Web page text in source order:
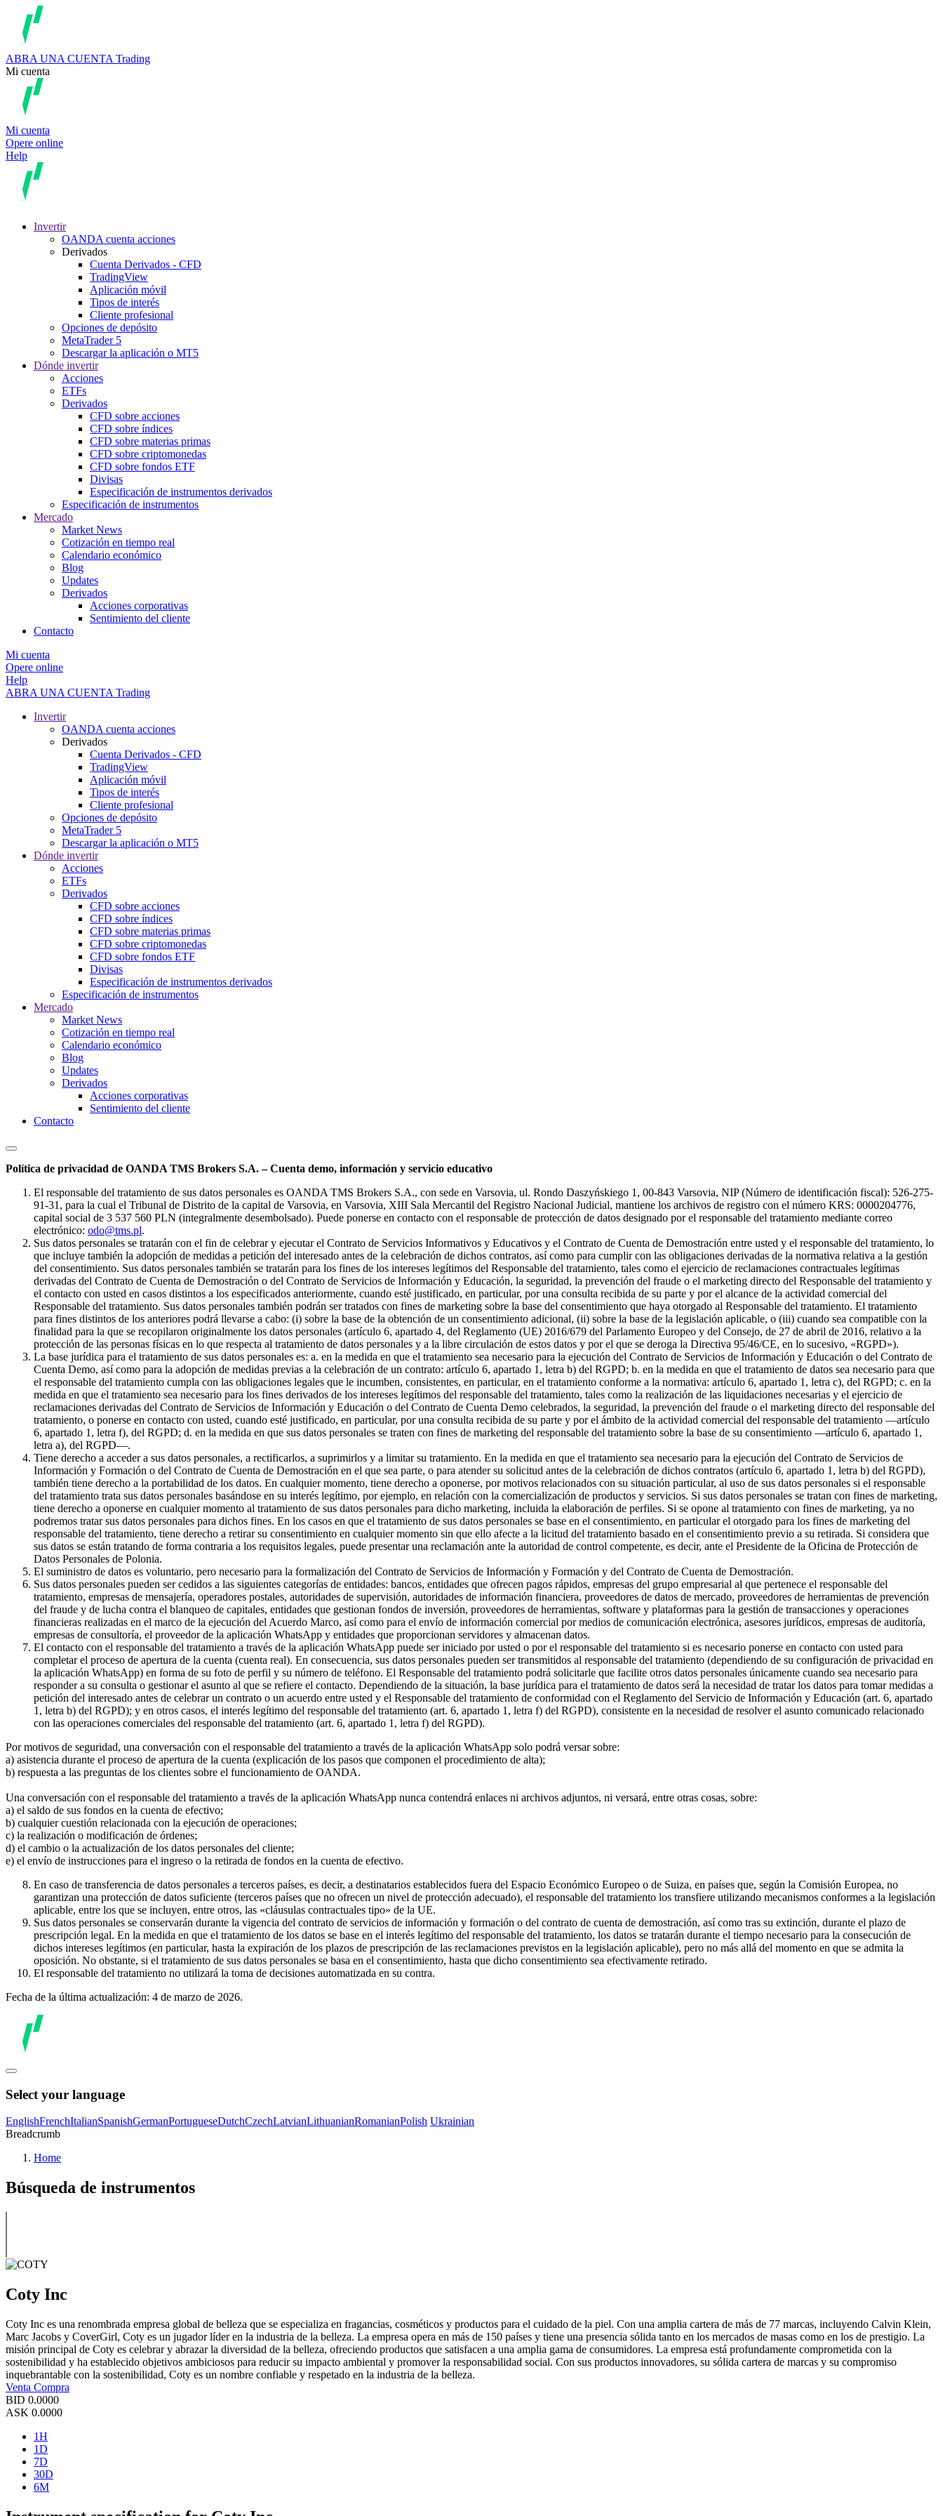
ABRA UNA CUENTA Trading
Mi cuenta
Mi cuenta
Opere online
Help
Invertir
OANDA cuenta acciones
Derivados
Cuenta Derivados - CFD
TradingView
Aplicación móvil
Tipos de interés
Cliente profesional
Opciones de depósito
MetaTrader 5
Descargar la aplicación o MT5
Dónde invertir
Acciones
ETFs
Derivados
CFD sobre acciones
CFD sobre índices
CFD sobre materias primas
CFD sobre criptomonedas
CFD sobre fondos ETF
Divisas
Especificación de instrumentos derivados
Especificación de instrumentos
Mercado
Market News
Cotización en tiempo real
Calendario económico
Blog
Updates
Derivados
Acciones corporativas
Sentimiento del cliente
Contacto
Mi cuenta
Opere online
Help
ABRA UNA CUENTA Trading
Invertir
OANDA cuenta acciones
Derivados
Cuenta Derivados - CFD
TradingView
Aplicación móvil
Tipos de interés
Cliente profesional
Opciones de depósito
MetaTrader 5
Descargar la aplicación o MT5
Dónde invertir
Acciones
ETFs
Derivados
CFD sobre acciones
CFD sobre índices
CFD sobre materias primas
CFD sobre criptomonedas
CFD sobre fondos ETF
Divisas
Especificación de instrumentos derivados
Especificación de instrumentos
Mercado
Market News
Cotización en tiempo real
Calendario económico
Blog
Updates
Derivados
Acciones corporativas
Sentimiento del cliente
Contacto
Política de privacidad de OANDA TMS Brokers S.A. – Cuenta demo, información y servicio educativo
El responsable del tratamiento de sus datos personales es OANDA TMS Brokers S.A., con sede en Varsovia, ul. Rondo Daszyńskiego 1, 00-843 Varsovia, NIP (Número de identificación fiscal): 526-275-
91-31, para la cual el Tribunal de Distrito de la capital de Varsovia, en Varsovia, XIII Sala Mercantil del Registro Nacional Judicial, mantiene los archivos de registro con el número KRS: 0000204776,
capital social de 3 537 560 PLN (integralmente desembolsado). Puede ponerse en contacto con el responsable de protección de datos designado por el responsable del tratamiento mediante correo
electrónico: odo@tms.pl.
Sus datos personales se tratarán con el fin de celebrar y ejecutar el Contrato de Servicios Informativos y Educativos y el Contrato de Cuenta de Demostración entre usted y el responsable del tratamiento, lo
que incluye también la adopción de medidas a petición del interesado antes de la celebración de dichos contratos, así como para cumplir con las obligaciones derivadas de la normativa relativa a la gestión
del consentimiento. Sus datos personales también se tratarán para los fines de los intereses legítimos del Responsable del tratamiento, tales como el ejercicio de reclamaciones contractuales legítimas
derivadas del Contrato de Cuenta de Demostración o del Contrato de Servicios de Información y Educación, la seguridad, la prevención del fraude o el marketing directo del Responsable del tratamiento y
el contacto con usted en casos distintos a los especificados anteriormente, cuando esté justificado, en particular, por una consulta recibida de su parte y por el alcance de la actividad comercial del
Responsable del tratamiento. Sus datos personales también podrán ser tratados con fines de marketing sobre la base del consentimiento que haya otorgado al Responsable del tratamiento. El tratamiento
para fines distintos de los anteriores podrá llevarse a cabo: (i) sobre la base de la obtención de un consentimiento adicional, (ii) sobre la base de la legislación aplicable, o (iii) cuando sea compatible con la
finalidad para la que se recopilaron originalmente los datos personales (artículo 6, apartado 4, del Reglamento (UE) 2016/679 del Parlamento Europeo y del Consejo, de 27 de abril de 2016, relativo a la
protección de las personas físicas en lo que respecta al tratamiento de datos personales y a la libre circulación de estos datos y por el que se deroga la Directiva 95/46/CE, en lo sucesivo, «RGPD»).
La base jurídica para el tratamiento de sus datos personales es: a. en la medida en que el tratamiento sea necesario para la ejecución del Contrato de Servicios de Información y Educación o del Contrato de
Cuenta Demo, así como para la adopción de medidas previas a la celebración de un contrato: artículo 6, apartado 1, letra b) del RGPD; b. en la medida en que el tratamiento de datos sea necesario para que
el responsable del tratamiento cumpla con las obligaciones legales que le incumben, consistentes, en particular, en el tratamiento conforme a la normativa: artículo 6, apartado 1, letra c), del RGPD; c. en la
medida en que el tratamiento sea necesario para los fines derivados de los intereses legítimos del responsable del tratamiento, tales como la realización de las liquidaciones necesarias y el ejercicio de
reclamaciones derivadas del Contrato de Servicios de Información y Educación o del Contrato de Cuenta Demo celebrados, la seguridad, la prevención del fraude o el marketing directo del responsable del
tratamiento, o ponerse en contacto con usted, cuando esté justificado, en particular, por una consulta recibida de su parte y por el ámbito de la actividad comercial del responsable del tratamiento —artículo
6, apartado 1, letra f), del RGPD; d. en la medida en que sus datos personales se traten con fines de marketing del responsable del tratamiento sobre la base de su consentimiento —artículo 6, apartado 1,
letra a), del RGPD—.
Tiene derecho a acceder a sus datos personales, a rectificarlos, a suprimirlos y a limitar su tratamiento. En la medida en que el tratamiento sea necesario para la ejecución del Contrato de Servicios de
Información y Formación o del Contrato de Cuenta de Demostración en el que sea parte, o para atender su solicitud antes de la celebración de dichos contratos (artículo 6, apartado 1, letra b) del RGPD),
también tiene derecho a la portabilidad de los datos. En cualquier momento, tiene derecho a oponerse, por motivos relacionados con su situación particular, al uso de sus datos personales si el responsable
del tratamiento trata sus datos personales basándose en su interés legítimo, por ejemplo, en relación con la comercialización de productos y servicios. Si sus datos personales se tratan con fines de marketing,
tiene derecho a oponerse en cualquier momento al tratamiento de sus datos personales para dicho marketing, incluida la elaboración de perfiles. Si se opone al tratamiento con fines de marketing, ya no
podremos tratar sus datos personales para dichos fines. En los casos en que el tratamiento de sus datos personales se base en el consentimiento, en particular el otorgado para los fines de marketing del
responsable del tratamiento, tiene derecho a retirar su consentimiento en cualquier momento sin que ello afecte a la licitud del tratamiento basado en el consentimiento previo a su retirada. Si considera que
sus datos se están tratando de forma contraria a los requisitos legales, puede presentar una reclamación ante la autoridad de control competente, es decir, ante el Presidente de la Oficina de Protección de
Datos Personales de Polonia.
El suministro de datos es voluntario, pero necesario para la formalización del Contrato de Servicios de Información y Formación y del Contrato de Cuenta de Demostración.
Sus datos personales pueden ser cedidos a las siguientes categorías de entidades: bancos, entidades que ofrecen pagos rápidos, empresas del grupo empresarial al que pertenece el responsable del
tratamiento, empresas de mensajería, operadores postales, autoridades de supervisión, autoridades de información financiera, proveedores de datos de mercado, proveedores de herramientas de prevención
del fraude y de lucha contra el blanqueo de capitales, entidades que gestionan fondos de inversión, proveedores de herramientas, software y plataformas para la gestión de transacciones y operaciones
financieras realizadas en el marco de la ejecución del Acuerdo Marco, así como para el envío de información comercial por medios de comunicación electrónica, asesores jurídicos, empresas de auditoría,
empresas de consultoría, el proveedor de la aplicación WhatsApp y entidades que proporcionan servidores y almacenan datos.
El contacto con el responsable del tratamiento a través de la aplicación WhatsApp puede ser iniciado por usted o por el responsable del tratamiento si es necesario ponerse en contacto con usted para
completar el proceso de apertura de la cuenta (cuenta real). En consecuencia, sus datos personales pueden ser transmitidos al responsable del tratamiento (dependiendo de su configuración de privacidad en
la aplicación WhatsApp) en forma de su foto de perfil y su número de teléfono. El Responsable del tratamiento podrá solicitarle que facilite otros datos personales únicamente cuando sea necesario para
responder a su consulta o gestionar el asunto al que se refiere el contacto. Dependiendo de la situación, la base jurídica para el tratamiento de datos será la necesidad de tratar los datos para tomar medidas a
petición del interesado antes de celebrar un contrato o un acuerdo entre usted y el Responsable del tratamiento de conformidad con el Reglamento del Servicio de Información y Educación (art. 6, apartado
1, letra b) del RGPD); y en otros casos, el interés legítimo del responsable del tratamiento (art. 6, apartado 1, letra f) del RGPD), consistente en la necesidad de resolver el asunto comunicado relacionado
con las operaciones comerciales del responsable del tratamiento (art. 6, apartado 1, letra f) del RGPD).
Por motivos de seguridad, una conversación con el responsable del tratamiento a través de la aplicación WhatsApp solo podrá versar sobre:
a) asistencia durante el proceso de apertura de la cuenta (explicación de los pasos que componen el procedimiento de alta);
b) respuesta a las preguntas de los clientes sobre el funcionamiento de OANDA.
Una conversación con el responsable del tratamiento a través de la aplicación WhatsApp nunca contendrá enlaces ni archivos adjuntos, ni versará, entre otras cosas, sobre:
a) el saldo de sus fondos en la cuenta de efectivo;
b) cualquier cuestión relacionada con la ejecución de operaciones;
c) la realización o modificación de órdenes;
d) el cambio o la actualización de los datos personales del cliente;
e) el envío de instrucciones para el ingreso o la retirada de fondos en la cuenta de efectivo.
En caso de transferencia de datos personales a terceros países, es decir, a destinatarios establecidos fuera del Espacio Económico Europeo o de Suiza, en países que, según la Comisión Europea, no
garantizan una protección de datos suficiente (terceros países que no ofrecen un nivel de protección adecuado), el responsable del tratamiento los transfiere utilizando mecanismos conformes a la legislación
aplicable, entre los que se incluyen, entre otros, las «cláusulas contractuales tipo» de la UE.
Sus datos personales se conservarán durante la vigencia del contrato de servicios de información y formación o del contrato de cuenta de demostración, así como tras su extinción, durante el plazo de
prescripción legal. En la medida en que el tratamiento de los datos se base en el interés legítimo del responsable del tratamiento, los datos se tratarán durante el tiempo necesario para la consecución de
dichos intereses legítimos (en particular, hasta la expiración de los plazos de prescripción de las reclamaciones previstos en la legislación aplicable), pero no más allá del momento en que se admita la
oposición. No obstante, si el tratamiento de sus datos personales se basa en el consentimiento, hasta que dicho consentimiento sea efectivamente retirado.
El responsable del tratamiento no utilizará la toma de decisiones automatizada en su contra.
Fecha de la última actualización: 4 de marzo de 2026.
Select your language
EnglishFrenchItalianSpanishGermanPortugueseDutchCzechLatvianLithuanianRomanianPolish Ukrainian
Breadcrumb
Home
Búsqueda de instrumentos
Coty Inc
Coty Inc es una renombrada empresa global de belleza que se especializa en fragancias, cosméticos y productos para el cuidado de la piel. Con una amplia cartera de más de 77 marcas, incluyendo Calvin Klein,
Marc Jacobs y CoverGirl, Coty es un jugador líder en la industria de la belleza. La empresa opera en más de 150 países y tiene una presencia sólida tanto en los mercados de masas como en los de prestigio. La
misión principal de Coty es celebrar y abrazar la diversidad de la belleza, ofreciendo productos que satisfacen a una amplia gama de consumidores. La empresa está profundamente comprometida con la
sostenibilidad y ha establecido objetivos ambiciosos para reducir su impacto ambiental y promover la responsabilidad social. Con sus productos innovadores, su sólida cartera de marcas y su compromiso
inquebrantable con la sostenibilidad, Coty es un nombre confiable y respetado en la industria de la belleza.
Venta Compra
BID 0.0000
ASK 0.0000
1H
1D
7D
30D
6M